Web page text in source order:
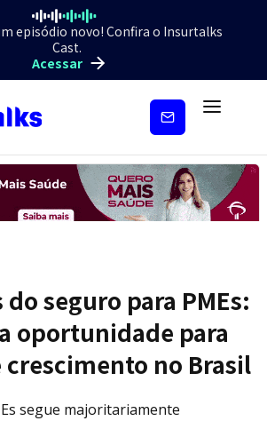
episódio novo! Confira o Insurtalks
Cast.
Acessar
Inscreva-
seguro para PMEs:
oportunidade para
crescimento no Brasil
segue majoritariamente